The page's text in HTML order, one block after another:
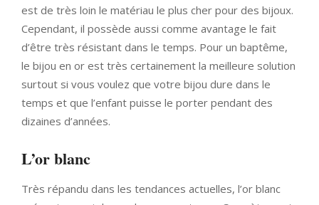
est de très loin le matériau le plus cher pour des bijoux.
Cependant, il possède aussi comme avantage le fait
d’être très résistant dans le temps. Pour un baptême,
le bijou en or est très certainement la meilleure solution
surtout si vous voulez que votre bijou dure dans le
temps et que l’enfant puisse le porter pendant des
dizaines d’années.
L’or blanc
Très répandu dans les tendances actuelles, l’or blanc